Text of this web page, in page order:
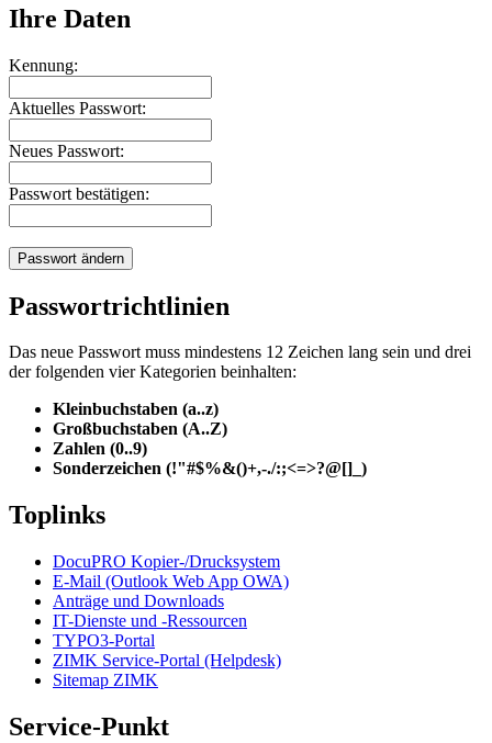
Ihre Daten
Kennung:
Aktuelles Passwort:
Neues Passwort:
Passwort bestätigen:
Passwortrichtlinien
Das neue Passwort muss mindestens 12 Zeichen lang sein und drei
der folgenden vier Kategorien beinhalten:
Kleinbuchstaben (a..z)
Großbuchstaben (A..Z)
Zahlen (0..9)
Sonderzeichen (!"#$%&()+,-./:;<=>?@[]_)
Toplinks
DocuPRO Kopier-/Drucksystem
E-Mail (Outlook Web App OWA)
Anträge und Downloads
IT-Dienste und -Ressourcen
TYPO3-Portal
ZIMK Service-Portal (Helpdesk)
Sitemap ZIMK
Service-Punkt